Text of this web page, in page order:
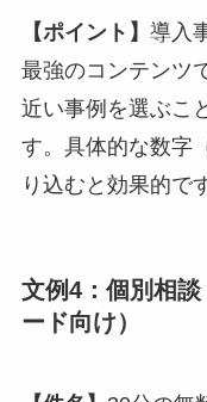
【ポイント】 導入
最強のコンテンツ
近い事例を選ぶこ
す。具体的な数字
り込むと効果的で
文例4：個別相
ード向け）